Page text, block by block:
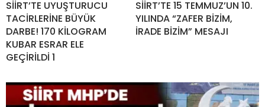
SİİRT’TE UYUŞTURUCU
TACİRLERİNE BÜYÜK
DARBE! 170 KİLOGRAM
KUBAR ESRAR ELE
GEÇİRİLDİ 1
SİİRT’TE 15 TEMMUZ’UN 10.
YILINDA “ZAFER BİZİM,
İRADE BİZİM” MESAJI